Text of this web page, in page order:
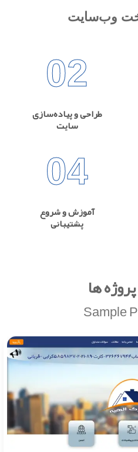
وب‌سایت
02
طراحی و پیاده‌سازی
سایت
04
آموزش و شروع
پشتیبانی
ها
Sample